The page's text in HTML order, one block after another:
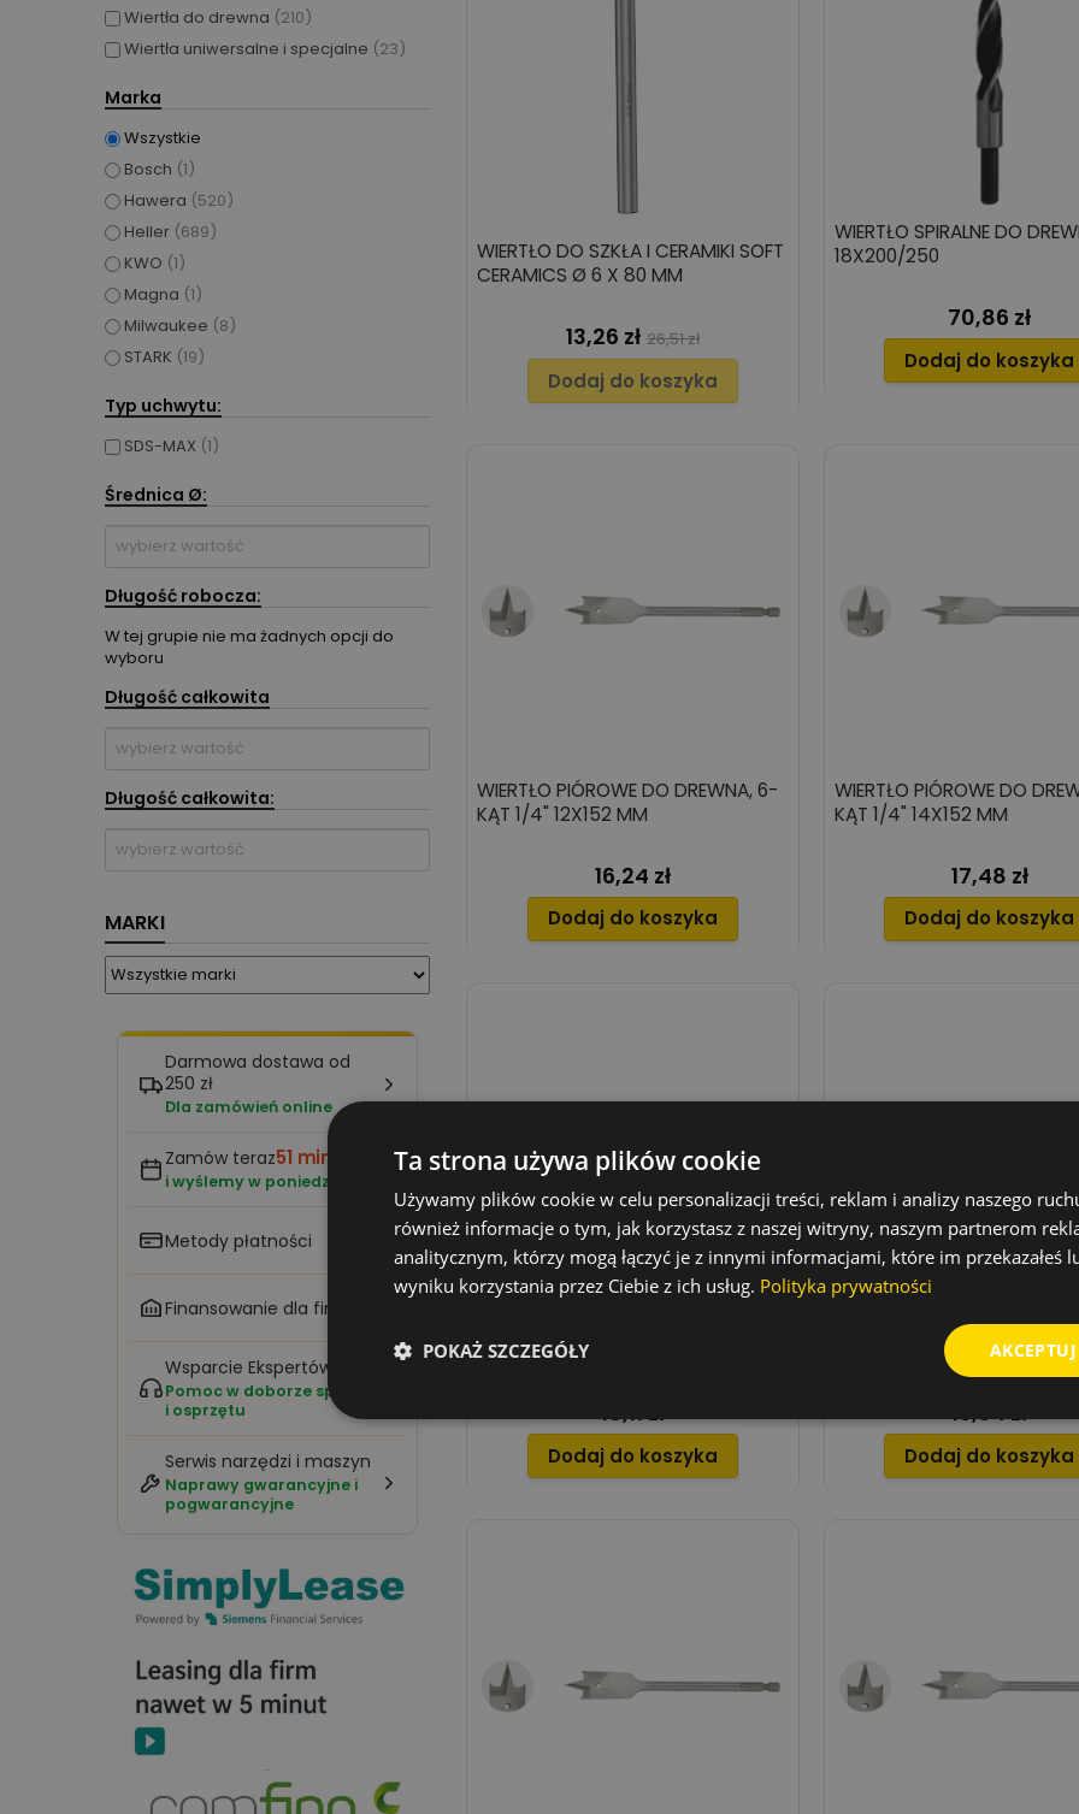
Wiertła do drewna (210)
Wiertła uniwersalne i specjalne (23)
Marka
Wszystkie
Bosch (1)
Hawera (520)
Heller (689)
KWO (1)
Magna (1)
Milwaukee (8)
STARK (19)
Typ uchwytu:
SDS-MAX (1)
Średnica Ø:
Długość robocza:
W tej grupie nie ma żadnych opcji do
wyboru
Długość całkowita
Długość całkowita:
MARKI
Darmowa dostawa od
250 zł
Dla zamówień online
Zamów teraz51 min.
i wyślemy w poniedziałek
Metody płatności
Finansowanie dla firm
Wsparcie Ekspertów
Pomoc w doborze sprzętu
i osprzętu
Serwis narzędzi i maszyn
Naprawy gwarancyjne i
pogwarancyjne
WIERTŁO DO SZKŁA I CERAMIKI SOFT
CERAMICS Ø 6 X 80 MM
Cena
13,26 zł Cena
podstawowa
26,51 zł
Dodaj do koszyka
WIERTŁO SPIRALNE DO
18X200/250
Cena
70,86 zł
Dodaj do koszyka
WIERTŁO PIÓROWE DO DREWNA, 6-
KĄT 1/4" 12X152 MM
Cena
16,24 zł
Dodaj do koszyka
WIERTŁO PIÓROWE DO
KĄT 1/4" 14X152 MM
Cena
17,48 zł
Dodaj do koszyka
KĄT 1/4" 18X152 MM
18,11 zł
Dodaj do koszyka
WIERTŁO PIÓROWE DO
KĄT 1/4", 20X152 MM
19,34 zł
Dodaj do koszyka
Ta strona używa plików cookie
Używamy plików cookie w celu personalizacji treści, reklam i analizy naszego
również informacje o tym, jak korzystasz z naszej witryny, naszym partnerom
analitycznym, którzy mogą łączyć je z innymi informacjami, które im przekazałeś
wyniku korzystania przez Ciebie z ich usług. Polityka prywatności
POKAŻ SZCZEGÓŁY